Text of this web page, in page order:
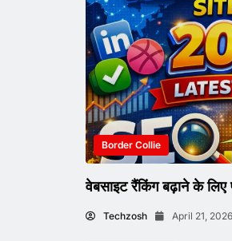
Border Collie
वेबसाइट रैंकिंग बढ़ाने के
Techzosh April 21, 2026